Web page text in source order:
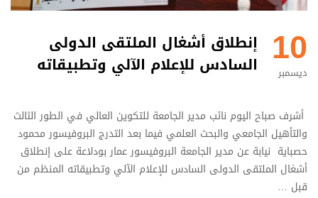
10
ديسمبر
إنطلاق أشغال الملتقى الدولى
السادس للإعلام الآلي وتطبيقاته
أشرف صباح اليوم نائب مدير الجامعة للتكوين العالي في الطور الثالث
والتأهيل الجامعي والبحث العلمي فيما بعد التدرج البروفيسور محمود
حصباية نيابة عن مدير الجامعة البروفيسور عمار بودلاعة على إنطلاق
أشغال الملتقى الدولى السادس للإعلام الآلي وتطبيقاته المنظم من
قبل …